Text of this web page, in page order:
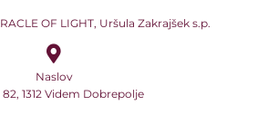
OF LIGHT, Uršula Zakrajšek s.p.
Naslov
1312 Videm Dobrepolje